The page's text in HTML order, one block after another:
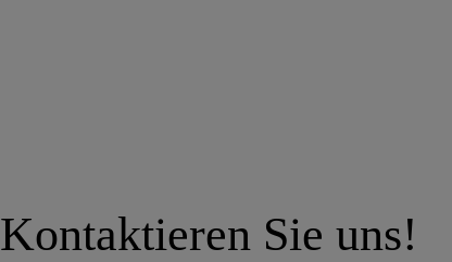
Kontaktieren Sie uns!